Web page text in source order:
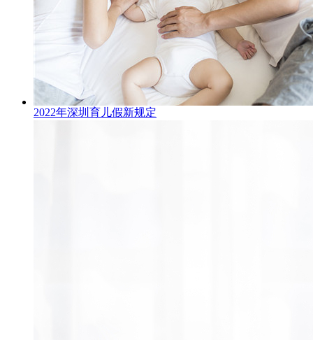
2022年深圳育儿假新规定